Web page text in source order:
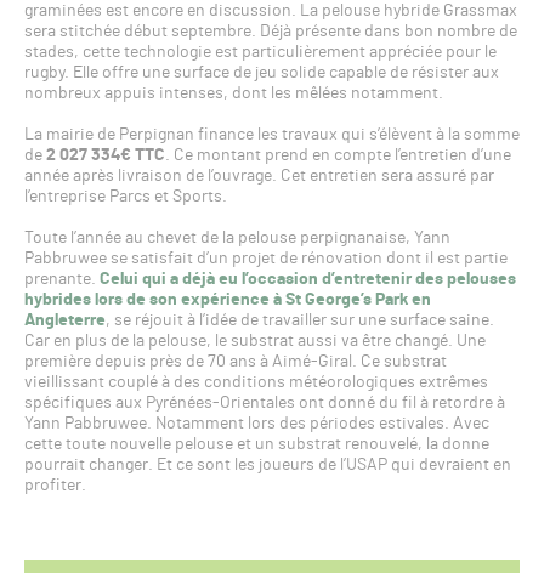
graminées est encore en discussion. La pelouse hybride Grassmax
sera stitchée début septembre. Déjà présente dans bon nombre de
stades, cette technologie est particulièrement appréciée pour le
rugby. Elle offre une surface de jeu solide capable de résister aux
nombreux appuis intenses, dont les mêlées notamment.
La mairie de Perpignan finance les travaux qui s’élèvent à la somme
de 2 027 334€ TTC. Ce montant prend en compte l’entretien d’une
année après livraison de l’ouvrage. Cet entretien sera assuré par
l’entreprise Parcs et Sports.
Toute l’année au chevet de la pelouse perpignanaise, Yann
Pabbruwee se satisfait d’un projet de rénovation dont il est partie
prenante. Celui qui a déjà eu l’occasion d’entretenir des pelouses
hybrides lors de son expérience à St George’s Park en
Angleterre, se réjouit à l’idée de travailler sur une surface saine.
Car en plus de la pelouse, le substrat aussi va être changé. Une
première depuis près de 70 ans à Aimé-Giral. Ce substrat
vieillissant couplé à des conditions météorologiques extrêmes
spécifiques aux Pyrénées-Orientales ont donné du fil à retordre à
Yann Pabbruwee. Notamment lors des périodes estivales. Avec
cette toute nouvelle pelouse et un substrat renouvelé, la donne
pourrait changer. Et ce sont les joueurs de l’USAP qui devraient en
profiter.